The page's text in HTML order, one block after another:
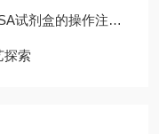
盒的操作注意事项
探索